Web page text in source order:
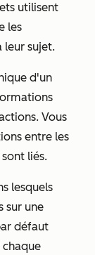
utilisent
les
leur sujet.
d'un
Vous
entre les
liés.
lesquels
sur une
défaut